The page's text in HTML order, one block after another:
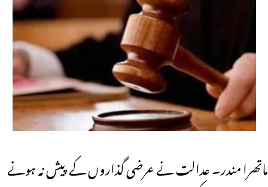
ماتھرا مندر۔ عدالت نے عرضی گذاروں کے پیش نہ ہونے